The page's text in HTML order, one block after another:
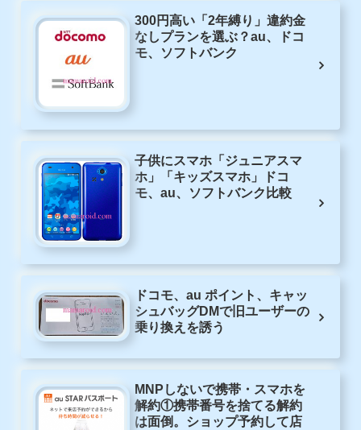
300円高い「2年縛り」違約金
なしプランを選ぶ？au、ドコ
モ、ソフトバンク
子供にスマホ「ジュニアスマ
ホ」「キッズスマホ」ドコ
モ、au、ソフトバンク比較
ドコモ、au ポイント、キャッ
シュバッグDMで旧ユーザーの
乗り換えを誘う
MNPしないで携帯・スマホを
解約①携帯番号を捨てる解約
は面倒。ショップ予約して店